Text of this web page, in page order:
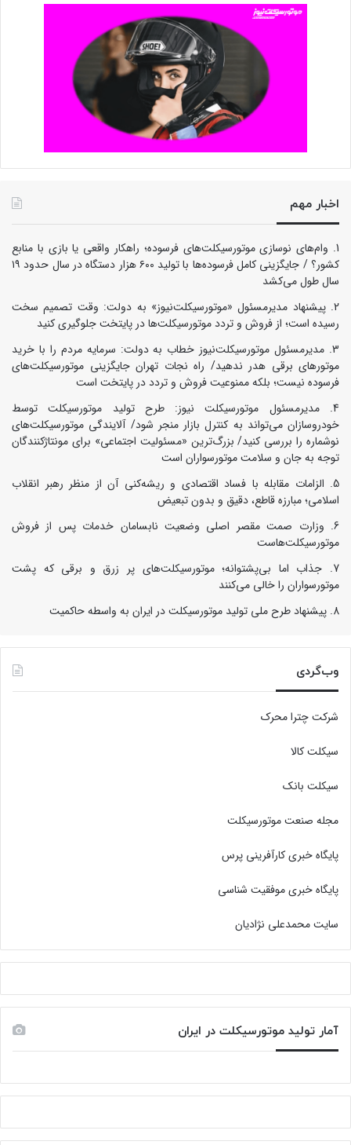
اخبار مهم
وام‌های نوسازی موتورسیکلت‌های فرسوده؛ راهکار واقعی یا بازی با منابع
کشور؟ / جایگزینی کامل فرسوده‌ها با تولید ۶۰۰ هزار دستگاه در سال حدود ۱۹
سال طول می‌کشد
پیشنهاد مدیرمسئول «موتورسیکلت‌نیوز» به دولت: وقت تصمیم سخت
رسیده است؛ از فروش و تردد موتورسیکلت‌ها در پایتخت جلوگیری کنید
مدیرمسئول موتورسیکلت‌نیوز خطاب به دولت: سرمایه مردم را با خرید
موتورهای برقی هدر ندهید/ راه نجات تهران جایگزینی موتورسیکلت‌های
فرسوده نیست؛ بلکه ممنوعیت فروش و تردد در پایتخت است
مدیرمسئول موتورسیکلت نیوز: طرح تولید موتورسیکلت توسط
خودروسازان می‌تواند به کنترل بازار منجر شود/ آلایندگی موتورسیکلت‌های
نوشماره را بررسی کنید/ بزرگ‌ترین «مسئولیت اجتماعی» برای مونتاژکنندگان
توجه به جان و سلامت موتورسواران است
الزامات مقابله با فساد اقتصادی و ریشه‌کنی آن از منظر رهبر انقلاب
اسلامی؛ مبارزه قاطع، دقیق و بدون تبعیض
وزارت صمت مقصر اصلی وضعیت نابسامان خدمات پس از فروش
موتورسیکلت‌هاست
جذاب اما بی‌پشتوانه؛ موتورسیکلت‌های پر زرق‌ و برقی که پشت
موتورسواران را خالی می‌کنند
پیشنهاد طرح ملی تولید موتورسیکلت در ایران به واسطه حاکمیت
وب‌گردی
شرکت چترا محرک
سیکلت کالا
سیکلت بانک
مجله صنعت موتورسیکلت
پایگاه خبری کارآفرینی پرس
پایگاه خبری موفقیت شناسی
سایت محمدعلی نژادیان
آمار تولید موتورسیکلت در ایران